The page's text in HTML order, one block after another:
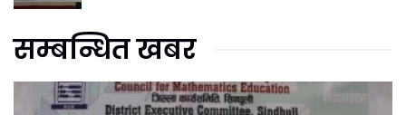
सम्बन्धित खबर